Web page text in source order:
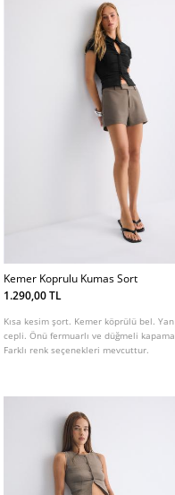
Kemer Koprulu Kumas Sort
1.290,00 TL
Kısa kesim şort. Kemer köprülü bel. Yan
cepli. Önü fermuarlı ve düğmeli kapama.
Farklı renk seçenekleri mevcuttur.